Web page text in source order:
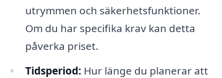
utrymmen och säkerhetsfunktioner.
Om du har specifika krav kan detta
påverka priset.
Tidsperiod: Hur länge du planerar att